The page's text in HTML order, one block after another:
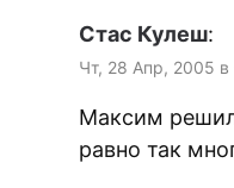
Стас Кулеш:
Чт, 28 Апр, 2005 в
Максим
равно так